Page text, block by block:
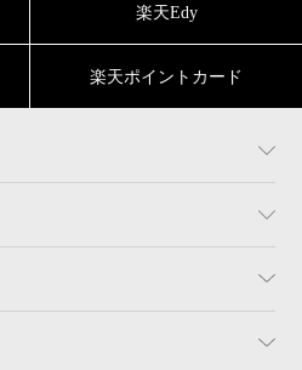
楽天Edy
楽天ポイントカード